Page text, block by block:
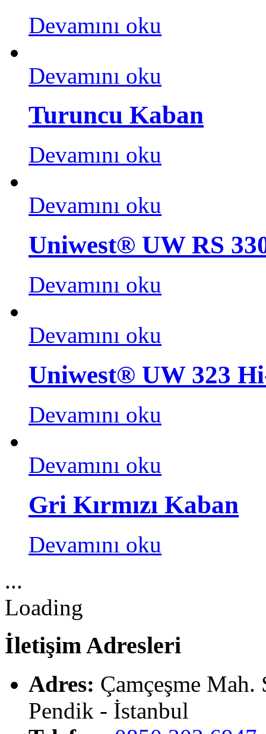
Devamını oku
Devamını oku
Turuncu Kaban
Devamını oku
Devamını oku
Uniwest® UW RS
Devamını oku
Devamını oku
Uniwest® UW 323
Devamını oku
Devamını oku
Gri Kırmızı Kaban
Devamını oku
...
Loading
İletişim Adresleri
Adres: Çamçeşme
Pendik - İstanbul